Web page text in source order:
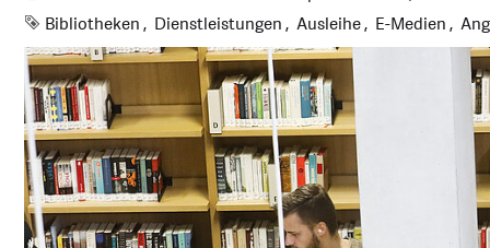
Schlagworte
Bibliotheken Dienstleistungen Ausleihe E-Medien